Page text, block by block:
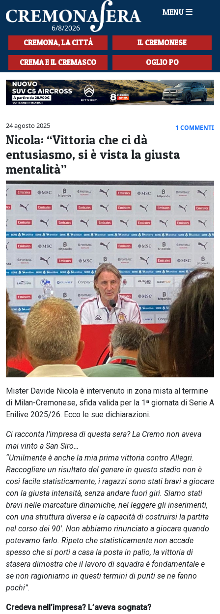
6/8/2026
MENU
HOME
CRONACA
SPORT
LA MUSICA
CULTURA
LA STORIA
SPETTACOLI
L'EDITORIALE
SEZIONI
CERCA
CREMONA, LA CITTÀ IL CREMONESE
CREMA E IL CREMASCO OGLIO PO
24 agosto 2025 1 COMMENTI
Nicola: “Vittoria che ci dà
entusiasmo, si è vista la giusta
mentalità”
Mister Davide Nicola è intervenuto in zona mista al termine
di Milan-Cremonese, sfida valida per la 1ª giornata di Serie A
Enilive 2025/26. Ecco le sue dichiarazioni.
Ci racconta l’impresa di questa sera? La Cremo non aveva
mai vinto a San Siro…
“Umilmente è anche la mia prima vittoria contro Allegri.
Raccogliere un risultato del genere in questo stadio non è
così facile statisticamente, i ragazzi sono stati bravi a giocare
con la giusta intensità, senza andare fuori giri. Siamo stati
bravi nelle marcature dinamiche, nel leggere gli inserimenti,
con una struttura diversa e la capacità di costruirsi la partita
nel corso dei 90′. Non abbiamo rinunciato a giocare quando
potevamo farlo. Ripeto che statisticamente non accade
spesso che si porti a casa la posta in palio, la vittoria di
stasera dimostra che il lavoro di squadra è fondamentale e
se non ragioniamo in questi termini di punti se ne fanno
pochi”.
Credeva nell’impresa? L’aveva sognata?